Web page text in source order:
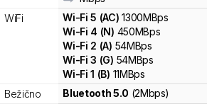
WiFi
Wi-Fi5 (AC) 1300MBps
Wi-Fi 4 (N) 450MBps
Wi-Fi 2 (A) 54MBps
Wi-Fi3 (G) 54MBps
Wi-Fi1 (B) 11MBps
Bežično
Bluetooth 5.0 (2Mbps)